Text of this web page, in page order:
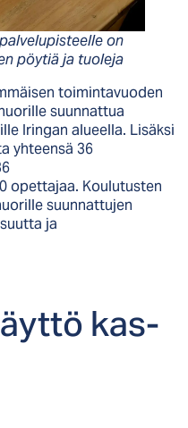
on
pöytiä ja tuoleja
toimintavuoden
suunnattua
Iringan alueella. Lisäksi
yhteensä 36
opettajaa. Koulutusten
suunnattujen
ja
kas­